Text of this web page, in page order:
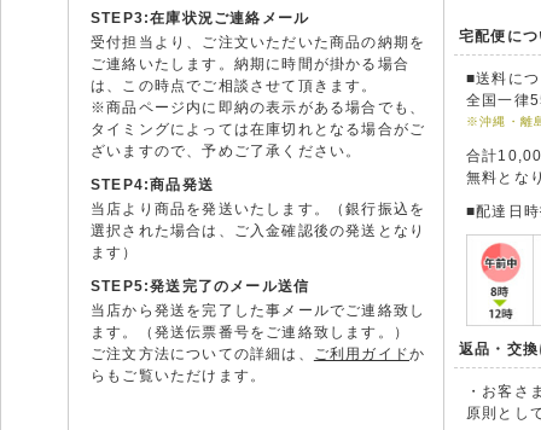
STEP3:在庫状況ご連絡メール
受付担当より、ご注文いただいた商品の納期を
ご連絡いたします。納期に時間が掛かる場合
は、この時点でご相談させて頂きます。
※商品ページ内に即納の表示がある場合でも、
タイミングによっては在庫切れとなる場合がご
ざいますので、予めご了承ください。
STEP4:商品発送
当店より商品を発送いたします。（銀行振込を
選択された場合は、ご入金確認後の発送となり
ます）
STEP5:発送完了のメール送信
当店から発送を完了した事メールでご連絡致し
ます。（発送伝票番号をご連絡致します。）
ご注文方法についての詳細は、 ご利用ガイドか
らもご覧いただけます。
宅配便に
■送料に
全国一律
※沖縄・離
合計
無料とな
■配達日
返品・交
・お客さ
原則とし